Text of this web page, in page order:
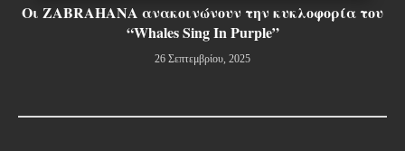
Οι ZABRAHANA ανακοινώνουν την κυκλοφορία του
“Whales Sing In Purple”
26 Σεπτεμβρίου, 2025